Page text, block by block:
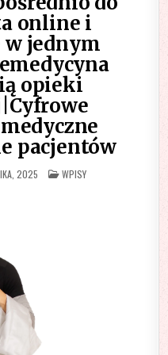
online i
jednym
opieki
pacjentów
2025 POSTED
IN
WPISY